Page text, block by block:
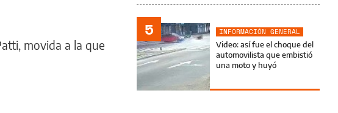
movida a la que
5
INFORMACIÓN GENERAL
Video: así fue el choque del
automovilista que embistió
una moto y huyó